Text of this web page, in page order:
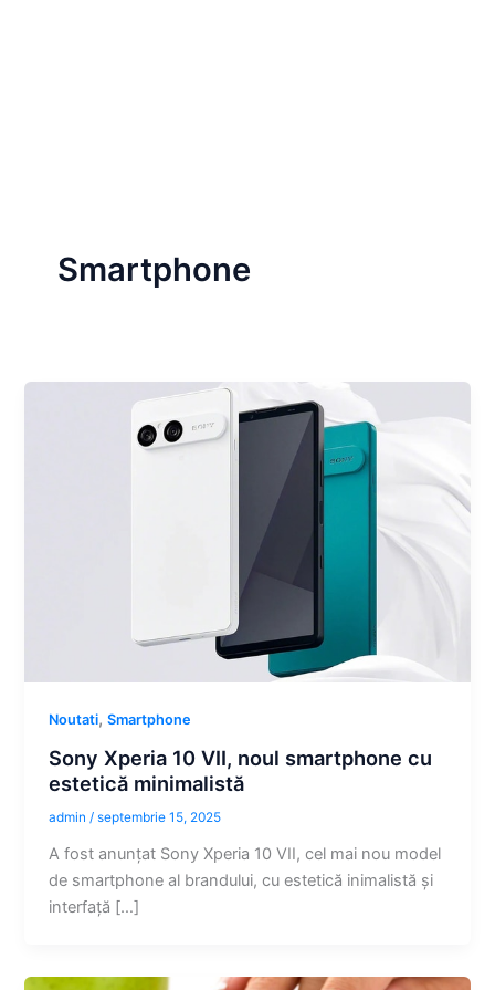
Smartphone
Noutati,Smartphone
Sony Xperia 10 VII, noul smartphone cu
estetică minimalistă
admin/septembrie 15, 2025
A fost anunțat Sony Xperia 10 VII, cel mai nou model
de smartphone al brandului, cu estetică inimalistă și
interfață […]